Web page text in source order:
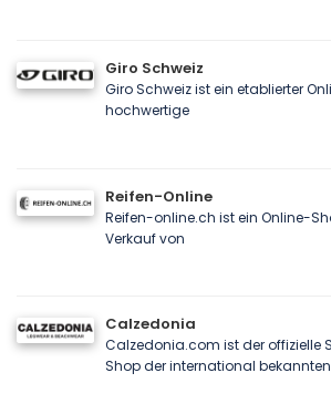
Giro Schweiz
Giro Schweiz ist ein etablierter
hochwertige
Reifen-Online
Reifen-online.ch ist ein Online-
Verkauf von
Calzedonia
Calzedonia.com ist der offizielle
Shop der international